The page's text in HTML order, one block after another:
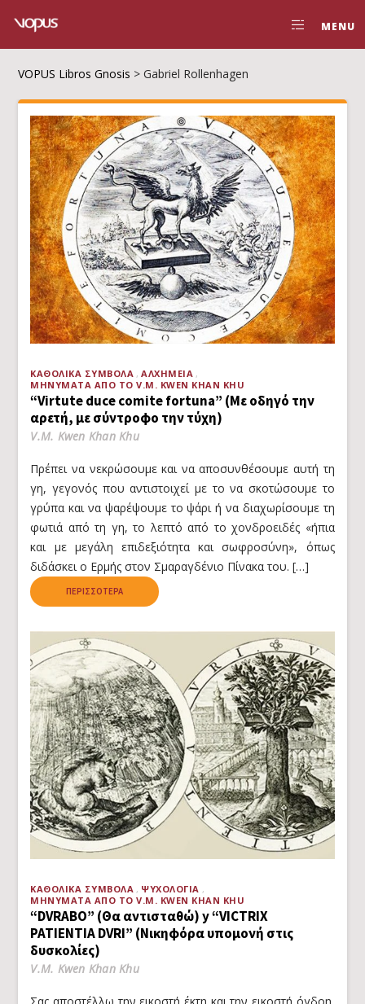
MENU
VOPUS Libros Gnosis >Gabriel Rollenhagen
ΚΑΘΟΛΙΚΆ ΣΎΜΒΟΛΑ
ΑΛΧΗΜΕΊΑ
ΜΗΝΎΜΑΤΑ ΑΠΌ ΤΟ V.M. KWEN KHAN KHU
“Virtute duce comite fortuna” (Με οδηγό την
αρετή, με σύντροφο την τύχη)
V.M. Kwen Khan Khu
Πρέπει να νεκρώσουμε και να αποσυνθέσουμε αυτή τη
γη, γεγονός που αντιστοιχεί με το να σκοτώσουμε το
γρύπα και να ψαρέψουμε το ψάρι ή να διαχωρίσουμε τη
φωτιά από τη γη, το λεπτό από το χονδροειδές «ήπια
και με μεγάλη επιδεξιότητα και σωφροσύνη», όπως
διδάσκει ο Ερμής στον Σμαραγδένιο Πίνακα του. […]
ΠΕΡΙΣΣΌΤΕΡΑ
ΚΑΘΟΛΙΚΆ ΣΎΜΒΟΛΑ
ΨΥΧΟΛΟΓΊΑ
ΜΗΝΎΜΑΤΑ ΑΠΌ ΤΟ V.M. KWEN KHAN KHU
“DVRABO” (Θα αντισταθώ) y “VICTRIX
PATIENTIA DVRI” (Νικηφόρα υπομονή στις
δυσκολίες)
V.M. Kwen Khan Khu